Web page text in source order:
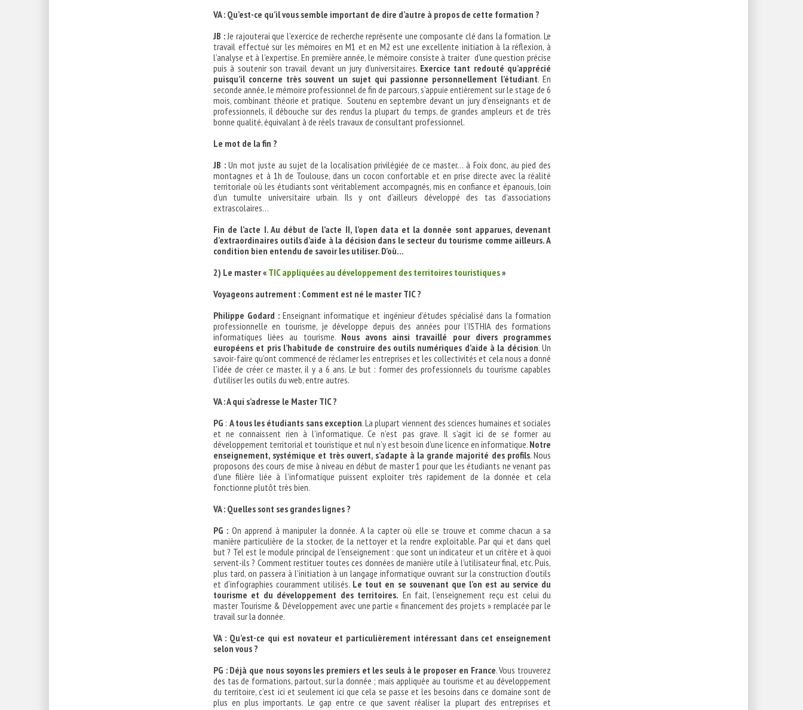
VA : Qu’est-ce qu’il vous semble important de dire d’autre à propos de cette formation ?
JB :Je rajouterai que l’exercice de recherche représente une composante clé dans la formation. Le
travail effectué sur les mémoires en M1 et en M2 est une excellente initiation à la réflexion, à
l’analyse et à l’expertise. En première année, le mémoire consiste à traiter d’une question précise
puis à soutenir son travail devant un jury d’universitaires. Exercice tant redouté qu’apprécié
puisqu’il concerne très souvent un sujet qui passionne personnellement l’étudiant. En
seconde année, le mémoire professionnel de fin de parcours, s’appuie entièrement sur le stage de 6
mois, combinant théorie et pratique. Soutenu en septembre devant un jury d’enseignants et de
professionnels, il débouche sur des rendus la plupart du temps, de grandes ampleurs et de très
bonne qualité, équivalant à de réels travaux de consultant professionnel.
Le mot de la fin ?
JB :Un mot juste au sujet de la localisation privilégiée de ce master… à Foix donc, au pied des
montagnes et à 1h de Toulouse, dans un cocon confortable et en prise directe avec la réalité
territoriale où les étudiants sont véritablement accompagnés, mis en confiance et épanouis, loin
d’un tumulte universitaire urbain. Ils y ont d’ailleurs développé des tas d’associations
extrascolaires…
Fin de l’acte I. Au début de l’acte II, l’open data et la donnée sont apparues, devenant
d’extraordinaires outils d’aide à la décision dans le secteur du tourisme comme ailleurs. A
condition bien entendu de savoir les utiliser. D’où…
2) Le master « TIC appliquées au développement des territoires touristiques»
Voyageons autrement : Comment est né le master TIC ?
Philippe Godard : Enseignant informatique et ingénieur d’études spécialisé dans la formation
professionnelle en tourisme, je développe depuis des années pour l’ISTHIA des formations
informatiques liées au tourisme. Nous avons ainsi travaillé pour divers programmes
européens et pris l’habitude de construire des outils numériques d’aide à la décision. Un
savoir-faire qu’ont commencé de réclamer les entreprises et les collectivités et cela nous a donné
l’idée de créer ce master, il y a 6 ans. Le but : former des professionnels du tourisme capables
d’utiliser les outils du web, entre autres.
VA : A qui s’adresse le Master TIC ?
PG : A tous les étudiants sans exception. La plupart viennent des sciences humaines et sociales
et ne connaissent rien à l’informatique. Ce n’est pas grave. Il s’agit ici de se former au
développement territorial et touristique et nul n’y est besoin d’une licence en informatique. Notre
enseignement, systémique et très ouvert, s’adapte à la grande majorité des profils. Nous
proposons des cours de mise à niveau en début de master 1 pour que les étudiants ne venant pas
d’une filière liée à l’informatique puissent exploiter très rapidement de la donnée et cela
fonctionne plutôt très bien.
VA : Quelles sont ses grandes lignes ?
PG : On apprend à manipuler la donnée. A la capter où elle se trouve et comme chacun a sa
manière particulière de la stocker, de la nettoyer et la rendre exploitable. Par qui et dans quel
but ? Tel est le module principal de l’enseignement : que sont un indicateur et un critère et à quoi
servent-ils ? Comment restituer toutes ces données de manière utile à l’utilisateur final, etc. Puis,
plus tard, on passera à l’initiation à un langage informatique ouvrant sur la construction d’outils
et d’infographies couramment utilisés. Le tout en se souvenant que l’on est au service du
tourisme et du développement des territoires. En fait, l’enseignement reçu est celui du
master Tourisme & Développement avec une partie « financement des projets » remplacée par le
travail sur la donnée.
VA : Qu’est-ce qui est novateur et particulièrement intéressant dans cet enseignement
selon vous ?
PG : Déjà que nous soyons les premiers et les seuls à le proposer en France. Vous trouverez
des tas de formations, partout, sur la donnée ; mais appliquée au tourisme et au développement
du territoire, c’est ici et seulement ici que cela se passe et les besoins dans ce domaine sont de
plus en plus importants. Le gap entre ce que savent réaliser la plupart des entreprises et